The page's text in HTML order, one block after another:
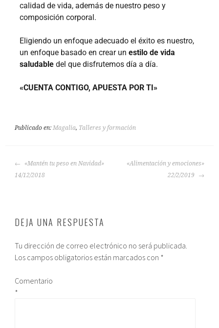
calidad de vida, además de nuestro peso y
composición corporal.
Eligiendo un enfoque adecuado el éxito es nuestro,
un enfoque basado en crear unestilo de vida
saludabledel que disfrutemos día a día.
«CUENTA CONTIGO, APUESTA POR TI»
Publicado en:Magalia, Talleres y formación
«Mantén tu peso en Navidad»
14/12/2018
«Alimentación y emociones»
22/2/2019
DEJA UNA RESPUESTA
Tu dirección de correo electrónico no será publicada.
Los campos obligatorios están marcados con *
Comentario
*